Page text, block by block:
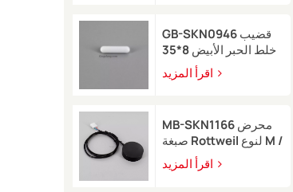
GB-SKN0946 قضيب
خلط الحبر الأبيض 8*35
لطابعة Rottweil النافثة
للحبر
MB-SKN1166 محرض
صبغة Rottweil لنوع M /